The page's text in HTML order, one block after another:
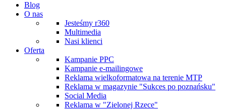
Blog
O nas
Jesteśmy r360
Multimedia
Nasi klienci
Oferta
Kampanie PPC
Kampanie e-mailingowe
Reklama wielkoformatowa na terenie MTP
Reklama w magazynie "Sukces po poznańsku"
Social Media
Reklama w "Zielonej Rzece"